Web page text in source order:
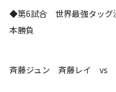
◆第6試合 世界最強タッグ
本勝負
斉藤ジュン 斉藤レイ vs